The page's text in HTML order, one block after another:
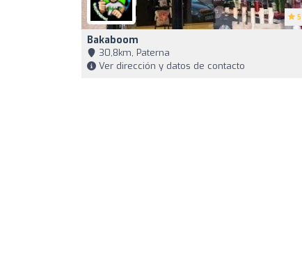
5
Bakaboom
30,8km, Paterna
Ver dirección y datos de contacto